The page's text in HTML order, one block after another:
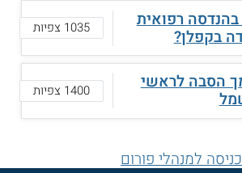
רפואית
בקפלן? 1035 צפיות
הסבה לראשי 1400 צפיות
כניסה למנהלי פורום